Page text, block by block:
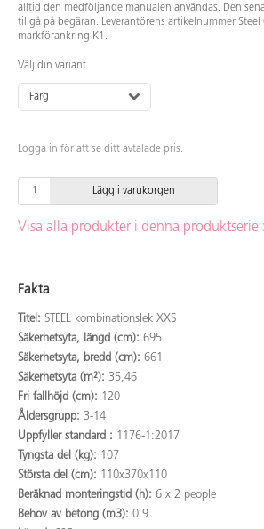
alltid den medföljande manualen användas. Den
tillgå på begäran. Leverantörens artikelnummer
markförankring K1.
Välj din variant
Färg
Logga in för att se ditt avtalade pris.
Lägg i varukorgen
Visa alla produkter i denna produktserie
Fakta
Titel: STEEL kombinationslek XXS
Säkerhetsyta, längd (cm): 695
Säkerhetsyta, bredd (cm): 661
Säkerhetsyta (m²): 35,46
Fri fallhöjd (cm): 120
Åldersgrupp: 3-14
Uppfyller standard : 1176-1:2017
Tyngsta del (kg): 107
Största del (cm): 110x370x110
Beräknad monteringstid (h): 6 x 2 people
Behov av betong (m3): 0,9